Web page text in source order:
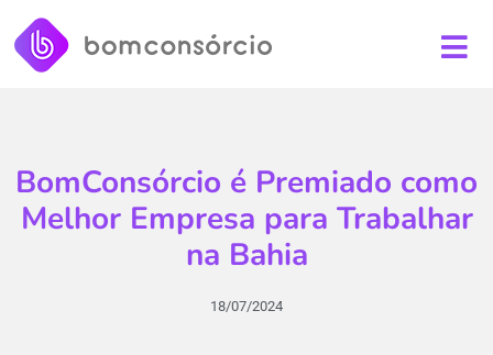
BomConsórcio é Premiado como
Melhor Empresa para Trabalhar
na Bahia
18/07/2024